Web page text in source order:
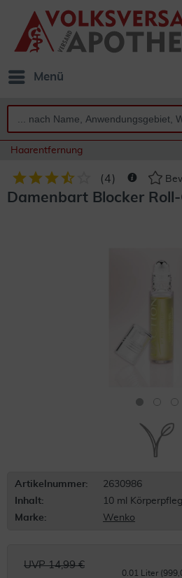
Menü
Haarentfernung
(4)
Damenbart Blocker
Artikelnummer:
2630986
Inhalt:
10 ml
Marke:
Wenko
UVP 14,99 €
0.01 Liter